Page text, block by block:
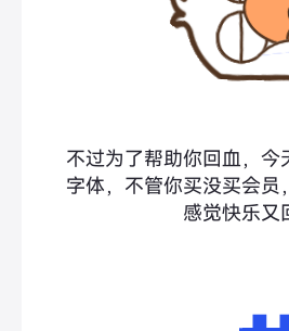
不过为了帮助你回血，
字体，不管你买没买会
感觉快乐又